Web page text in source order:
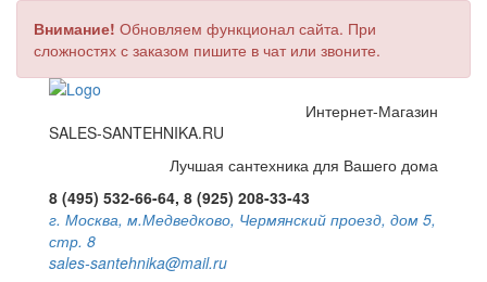
Внимание! Обновляем функционал сайта. При
сложностях с заказом пишите в чат или звоните.
Интернет-Магазин
SALES-SANTEHNIKA.RU
Лучшая сантехника для Вашего дома
8 (495) 532-66-64, 8 (925) 208-33-43
г. Москва, м.Медведково, Чермянский проезд, дом 5,
стр. 8
sales-santehnika@mail.ru